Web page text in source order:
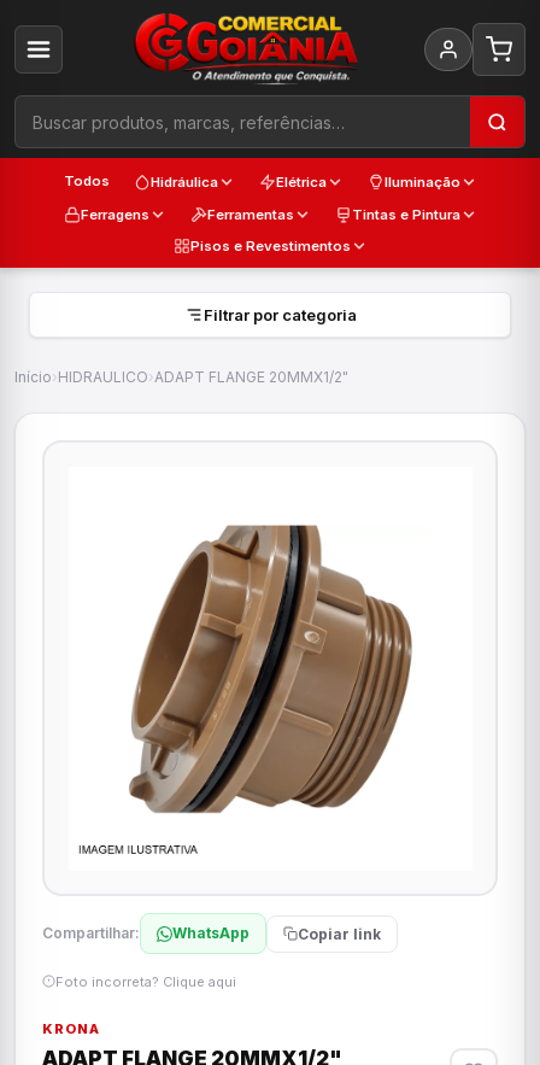
Todos Hidráulica Elétrica
Iluminação
Ferragens
Ferramentas
Tintas e Pintura
Pisos e Revestimentos
Filtrar por categoria
Início›HIDRAULICO›ADAPT FLANGE 20MMX1/2"
Compartilhar: WhatsApp Copiar link
Foto incorreta? Clique aqui
KRONA
ADAPT FLANGE 20MMX1/2"